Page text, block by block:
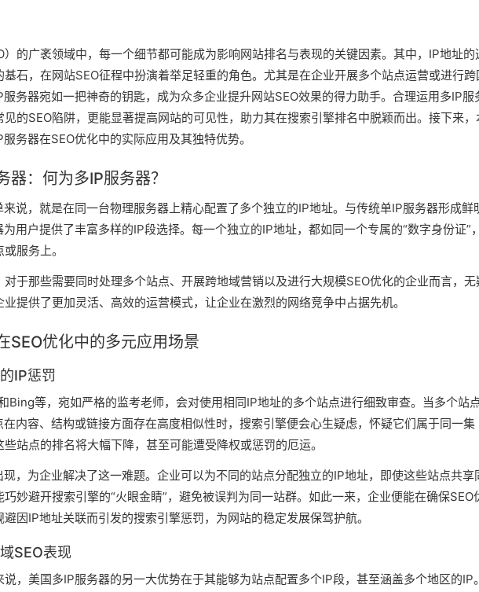
）的广袤领域中，每一个细节都可能成为影响网站排名与表现的关键因素。其中，IP地址的
石，在网站SEO征程中扮演着举足轻重的角色。尤其是在企业开展多个站点运营或进行跨
务器宛如一把神奇的钥匙，成为众多企业提升网站SEO效果的得力助手。合理运用多IP服
的SEO陷阱，更能显著提高网站的可见性，助力其在搜索引擎排名中脱颖而出。接下来，
务器在SEO优化中的实际应用及其独特优势。
器：何为多IP服务器？
说，就是在同一台物理服务器上精心配置了多个独立的IP地址。与传统单IP服务器形成鲜
用户提供了丰富多样的IP段选择。每一个独立的IP地址，都如同一个专属的“数字身份证”
服务上。
于那些需要同时处理多个站点、开展跨地域营销以及进行大规模SEO优化的企业而言，无
提供了更加灵活、高效的运营模式，让企业在激烈的网络竞争中占据先机。
SEO优化中的多元应用场景
IP惩罚
Bing等，宛如严格的监考老师，会对使用相同IP地址的多个站点进行细致审查。当多个站
内容、结构或链接方面存在高度相似性时，搜索引擎便会心生疑虑，怀疑它们属于同一集
站点的排名将大幅下降，甚至可能遭受降权或惩罚的厄运。
，为企业解决了这一难题。企业可以为不同的站点分配独立的IP地址，即使这些站点共享
妙避开搜索引擎的“火眼金睛”，避免被误判为同一站群。如此一来，企业便能在确保SEO
因IP地址关联而引发的搜索引擎惩罚，为网站的稳定发展保驾护航。
SEO表现
，美国多IP服务器的另一大优势在于其能够为站点配置多个IP段，甚至涵盖多个地区的IP。